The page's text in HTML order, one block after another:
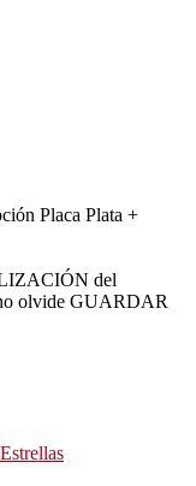
Placa Plata +
del
olvide GUARDAR